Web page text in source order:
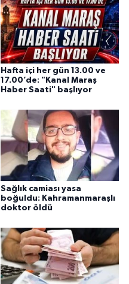
Hafta içi her gün 13.00 ve
17.00’de: "Kanal Maraş
Haber Saati" başlıyor
Sağlık camiası yasa
boğuldu: Kahramanmaraşlı
doktor öldü